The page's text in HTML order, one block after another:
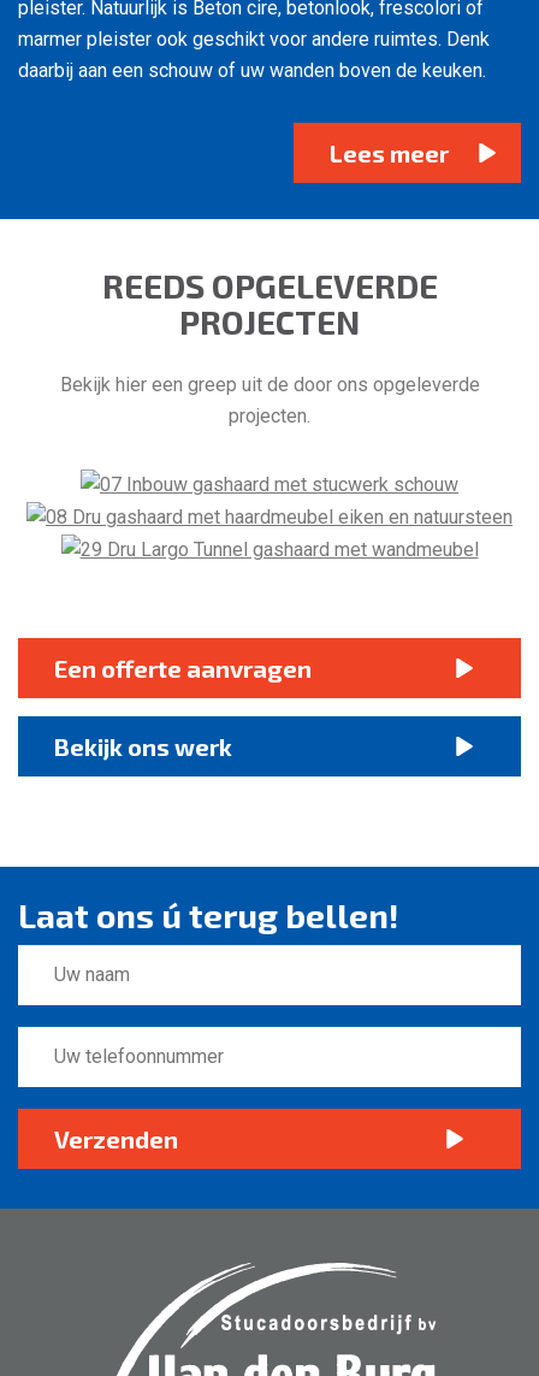
pleister. Natuurlijk is Beton cire, betonlook, frescolori of
marmer pleister ook geschikt voor andere ruimtes. Denk
daarbij aan een schouw of uw wanden boven de keuken.
Lees meer
REEDS OPGELEVERDE
PROJECTEN
Bekijk hier een greep uit de door ons opgeleverde
projecten.
Een offerte aanvragen
Bekijk ons werk
Laat ons ú terug bellen!